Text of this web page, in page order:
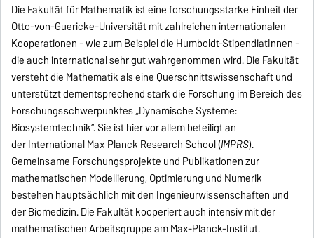
Die Fakultät für Mathematik ist eine forschungsstarke Einheit der
Otto-von-Guericke-Universität mit zahlreichen internationalen
Kooperationen - wie zum Beispiel die Humboldt-StipendiatInnen -
die auch international sehr gut wahrgenommen wird. Die Fakultät
versteht die Mathematik als eine Querschnittswissenschaft und
unterstützt dementsprechend stark die Forschung im Bereich des
Forschungsschwerpunktes„Dynamische Systeme:
Biosystemtechnik“. Sie ist hier vor allem beteiligt an
derInternational Max Planck Research School (IMPRS).
Gemeinsame Forschungsprojekte und Publikationen zur
mathematischen Modellierung, Optimierung und Numerik
bestehen hauptsächlich mit den Ingenieurwissenschaften und
der Biomedizin. Die Fakultät kooperiert auch intensiv mit der
mathematischen Arbeitsgruppe am Max-Planck-Institut.